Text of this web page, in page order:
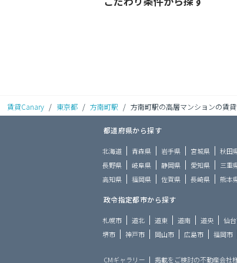
賃貸Canary / 東京都 / 方南町駅 / 方南町駅の高層マンションの賃
都道府県から探す
北海道 青森県 岩手県 宮城県 秋田
長野県
岐阜県 静岡県 愛知県 三重
高知県
福岡県 佐賀県 長崎県 熊本
政令指定都市から探す
札幌市 道北 道東 道南 道央 仙
堺市
神戸市 岡山市 広島市 福岡市
CMギャラリー 掲載をご検討の不動産会社